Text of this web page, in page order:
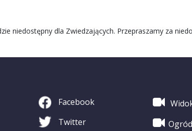
niedostępny dla Zwiedzających. Przepraszamy za
Facebook
Twitter